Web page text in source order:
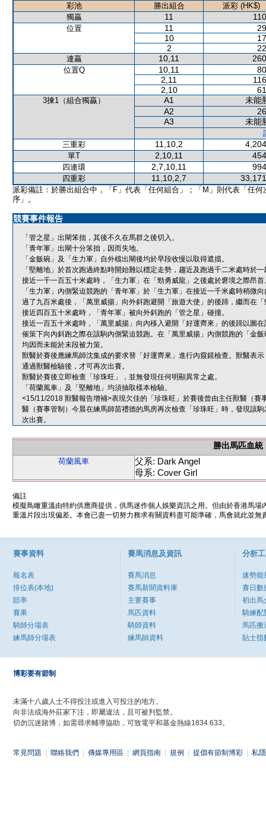
彩池 勝出組合
派彩 (HK$)
獨贏
11
位置 11
10
2
連贏 10,11
位置Q 10,11
2,11
2,10
3揀1（組合獨贏） A1
未能
A2
A3
未能
三重彩
11,10,2
單T 2,10,11
四連環 2,7,10,11
四重彩 11,10,2,7
派彩備註：於勝出組合中，「F」代表「任何組合」；「M」則代表「任何
序」。
競賽事件報告
「管之星」出閘笨拙，其後不久在馬群之後切入。
「青年軍」出閘十分笨拙，因而失地。
「金飯碗」及「生力軍」自外檔出閘後均於早段收慢以取得遮擋。
「堅離地」於首次跑過終點時開始難以穩定走勢，趨近及跑過千二米處時於
接近一千一百五十米處時，「生力軍」在「勁勇威龍」之後處於窘境之際昂
「生力軍」內側緊迫競跑的「青年軍」於「生力軍」在接近一千米處時稍微
過了九百米處後，「萬里威揚」向外斜跑避開「旅遊大使」的後蹄，繼而在
接近四百五十米處時，「青年軍」被向外斜跑的「管之星」碰撞。
接近一百五十米處時，「萬里威揚」向內移入避開「好運齊來」的後蹄以圖
催策下向內斜跑之際在該駒內側緊迫競跑。在「萬里威揚」內側競跑的「金
均因而未能於末段被力策。
獸醫於賽後應練馬師沈集成的要求替「好運齊來」進行內窺鏡檢查。獸醫表
通過獸醫檢驗後，才可再次出賽。
獸醫於賽後立即檢查「珍珠旺」，並無發現任何明顯異常之處。
「荷蘭風車」及「堅離地」均須抽取樣本檢驗。
<15/11/2018 獸醫報告增補>表現欠佳的「珍珠旺」於賽後曾由主任獸醫（
醫（賽事管制）今晨在練馬師苗禮德的馬房再次檢查「珍珠旺」時，發現該
次出賽。
勝出馬匹血統
荷蘭風車
父系: Dark Angel
母系: Cover Girl
備註
模擬鳥瞰重溫由特約供應商提供，供馬迷作個人娛樂資訊之用。但由於香港馬
重溫片段出現偏差。本會已盡一切努力務求有關資料盡可能準確，馬會就此並
賽事資料
報名表
排位表(本地)
賠率
賽果
騎師分場表
練馬師分場表
賽馬消息及資訊
賽馬消息
賽馬新聞資料庫
主要賽事
馬匹資料
騎師資料
練馬師資料
分析
速勢能
賽日數
初出馬
騎練配
馬匹搬
貼士指
博彩要有節制
未滿十八歲人士不得投注或進入可投注的地方。
向非法或海外莊家下注，即屬違法，且可被判監禁。
切勿沉迷賭博，如需尋求輔導協助，可致電平和基金熱線1834 633。
常見問題 聯絡我們 傳媒專用區 網頁指南 規例 提倡有節制博彩 私